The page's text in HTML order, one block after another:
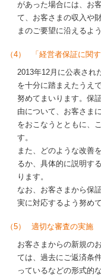
があった場合には、お
て、お客さまの収入や
まのご要望に沿えるよ
（4） 「経営者保証に関
2013年12月に公表され
を十分に踏まえたうえ
努めてまいります。保
由について、お客さま
をおこなうとともに、
す。
また、どのような改善
るか、具体的に説明す
ります。
なお、お客さまから保
実に対応するよう努め
（5） 適切な審査の実施
お客さまからの新規の
ては、過去にご返済条
っているなどの形式的